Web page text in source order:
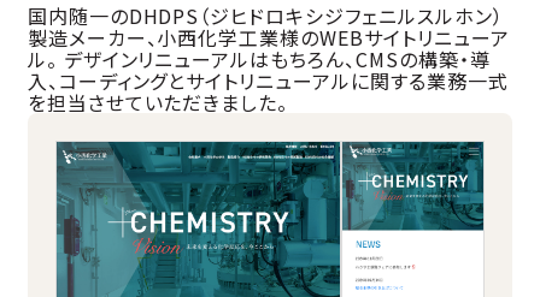
国内随一のDHDPS（ジヒドロキシジフェニルスルホン）
製造メーカー、小西化学工業様のWEBサイトリニューア
ル。 デザインリニューアルはもちろん、CMSの構築・導
入、コーディングとサイトリニューアルに関する業務一式
を担当させていただきました。